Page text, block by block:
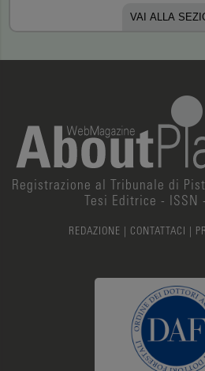
VAI ALLA
Registrazione al Tribunale di
Tesi Editrice - ISSN
REDAZIONE | CONTATTACI |